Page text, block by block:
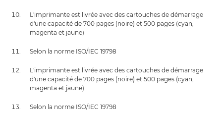
L'imprimante est livrée avec des cartouches de démarrage
d'une capacité de 700 pages (noire) et 500 pages (cyan,
magenta et jaune)
Selon la norme ISO/IEC 19798
L'imprimante est livrée avec des cartouches de démarrage
d'une capacité de 700 pages (noire) et 500 pages (cyan,
magenta et jaune)
Selon la norme ISO/IEC 19798